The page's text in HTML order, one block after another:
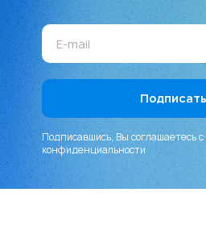
Подписавшись, Вы соглашаетесь с
конфиденциальности